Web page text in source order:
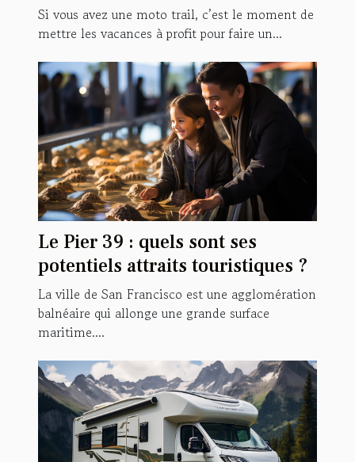
Si vous avez une moto trail, c’est le moment de
mettre les vacances à profit pour faire un...
Le Pier 39 : quels sont ses
potentiels attraits touristiques ?
La ville de San Francisco est une agglomération
balnéaire qui allonge une grande surface
maritime....